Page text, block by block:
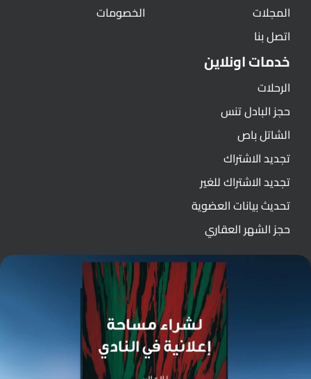
المجلات
اتصل بنا
الخصومات
خدمات اونلاين
الرحلات
حجز البادل تنس
الشاتل باص
تجديد الاشتراك
تجديد الاشتراك للغير
تحديث بيانات العضوية
حجز الشهر العقاري